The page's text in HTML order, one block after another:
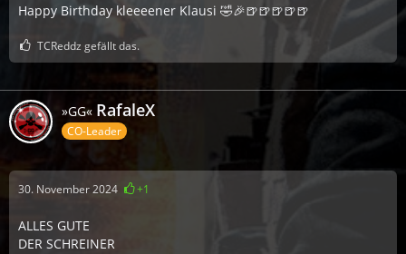
Happy Birthday kleeeener Klausi 🤣🎉🍺🍺🍺🍺🍺
TCReddz gefällt das.
»GG« RafaleX
CO-Leader
30. November 2024 +1
ALLES GUTE
DER SCHREINER